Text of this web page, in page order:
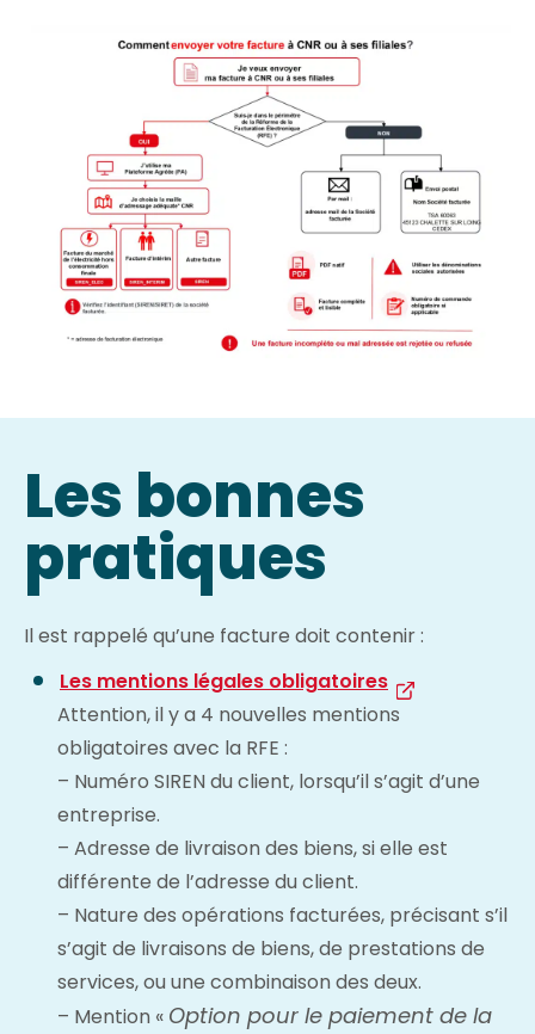
Les bonnes
pratiques
Il est rappelé qu’une facture doit contenir :
Les mentions légales obligatoires
Attention, il y a 4 nouvelles mentions
obligatoires avec la RFE :
– Numéro SIREN du client, lorsqu’il s’agit d’une
entreprise.
– Adresse de livraison des biens, si elle est
différente de l’adresse du client.
– Nature des opérations facturées, précisant s’il
s’agit de livraisons de biens, de prestations de
services, ou une combinaison des deux.
– Mention « Option pour le paiement de la